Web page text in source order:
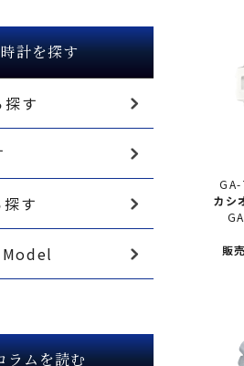
カシ
販
時計を探す
探す
す
Model
ラムを読む